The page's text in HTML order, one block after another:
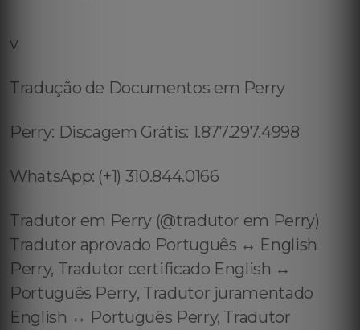
v
Tradução de Documentos em Perry
Perry: Discagem Grátis: 1.877.297.4998
WhatsApp: (+1) 310.844.0166
Tradutor em Perry (@tradutor em Perry)
Tradutor aprovado Português ↔️ English
Perry, Tradutor certificado English ↔️
Português Perry, Tradutor juramentado
English ↔️ Português Perry, Tradutor